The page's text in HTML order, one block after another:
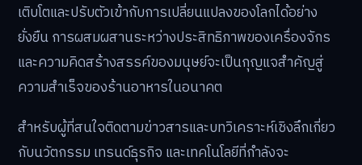
เติบโตและปรับตัวเข้ากับการเปลี่ยนแปลงของโลกได้อย่าง
ยั่งยืน การผสมผสานระหว่างประสิทธิภาพของเครื่องจักร
และความคิดสร้างสรรค์ของมนุษย์จะเป็นกุญแจสำคัญสู่
ความสำเร็จของร้านอาหารในอนาคต
สำหรับผู้ที่สนใจติดตามข่าวสารและบทวิเคราะห์เชิงลึกเกี่ยว
กับนวัตกรรม เทรนด์ธุรกิจ และเทคโนโลยีที่กำลังจะ